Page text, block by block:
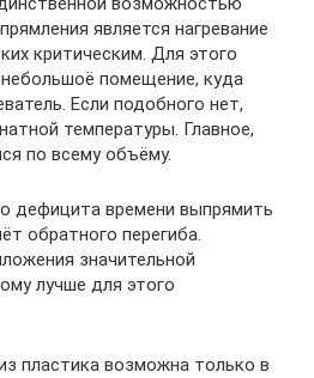
является нагревание
критическим. Для этого
помещение, куда
Если подобного нет,
температуры. Главное,
по всему объёму.
дефицита времени выпрямить
обратного перегиба.
значительной
лучше для этого
пластика возможна только в